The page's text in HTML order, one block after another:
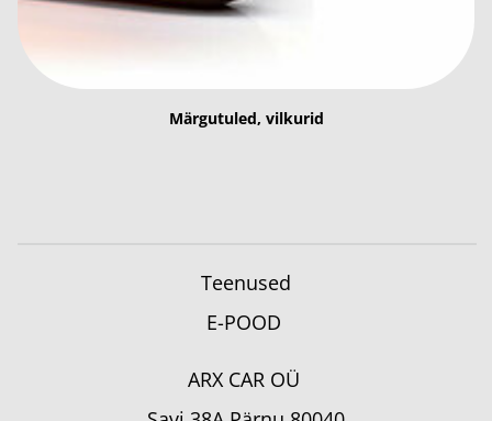
Märgutuled, vilkurid
Teenused
E-POOD
ARX CAR OÜ